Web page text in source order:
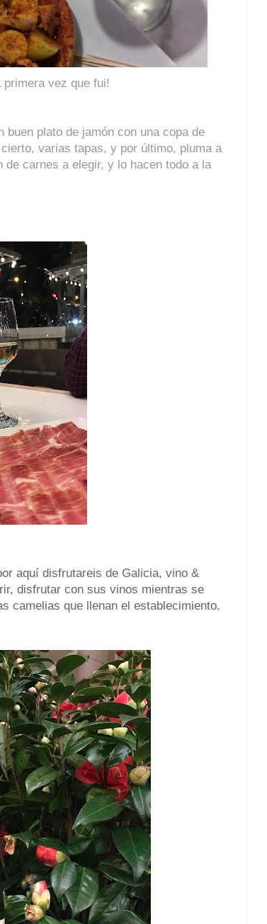
vez que fui!
plato de jamón con una copa de
varias tapas, y por último, pluma a
carnes a elegir, y lo hacen todo a la
aquí disfrutareis de Galicia, vino &
disfrutar con sus vinos mientras se
camelias que llenan el establecimiento.